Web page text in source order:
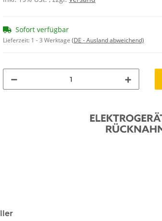
Sofort verfügbar
Lieferzeit: 1 - 3 Werktage (DE - Ausland abweichend)